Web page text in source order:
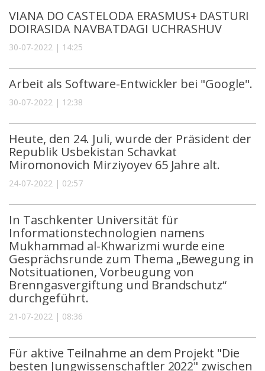
VIANA DO CASTELODA ERASMUS+ DASTURI
DOIRASIDA NAVBATDAGI UCHRASHUV
30-07-2022 | 14:25
Arbeit als Software-Entwickler bei "Google".
30-07-2022 | 12:38
Heute, den 24. Juli, wurde der Präsident der
Republik Usbekistan Schavkat
Miromonovich Mirziyoyev 65 Jahre alt.
24-07-2022 | 02:57
In Taschkenter Universität für
Informationstechnologien namens
Mukhammad al-Khwarizmi wurde eine
Gesprächsrunde zum Thema „Bewegung in
Notsituationen, Vorbeugung von
Brenngasvergiftung und Brandschutz“
durchgeführt.
21-07-2022 | 08:36
Für aktive Teilnahme an dem Projekt "Die
besten Jungwissenschaftler 2022" zwischen